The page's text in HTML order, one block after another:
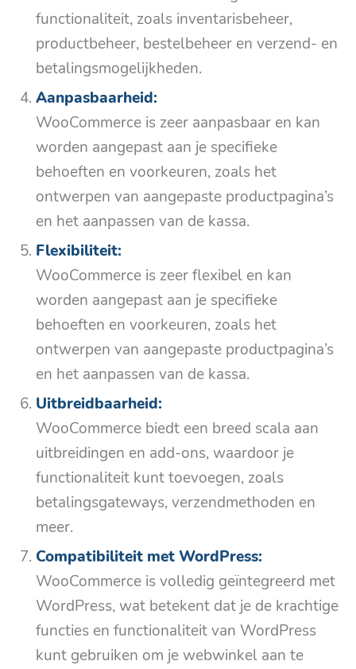
functionaliteit, zoals inventarisbeheer,
productbeheer, bestelbeheer en verzend- en
betalingsmogelijkheden.
Aanpasbaarheid:
WooCommerce is zeer aanpasbaar en kan
worden aangepast aan je specifieke
behoeften en voorkeuren, zoals het
ontwerpen van aangepaste productpagina’s
en het aanpassen van de kassa.
Flexibiliteit:
WooCommerce is zeer flexibel en kan
worden aangepast aan je specifieke
behoeften en voorkeuren, zoals het
ontwerpen van aangepaste productpagina’s
en het aanpassen van de kassa.
Uitbreidbaarheid:
WooCommerce biedt een breed scala aan
uitbreidingen en add-ons, waardoor je
functionaliteit kunt toevoegen, zoals
betalingsgateways, verzendmethoden en
meer.
Compatibiliteit met WordPress:
WooCommerce is volledig geïntegreerd met
WordPress, wat betekent dat je de krachtige
functies en functionaliteit van WordPress
kunt gebruiken om je webwinkel aan te